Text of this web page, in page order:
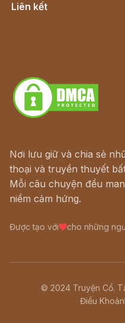
Liên kết
Nơi lưu giữ và chia sẻ
thoại và truyền thuyết
Mỗi câu chuyện đều
niềm cảm hứng.
Được tạo với cho những
© 2024 Truyện Cổ.
Điều Khoản